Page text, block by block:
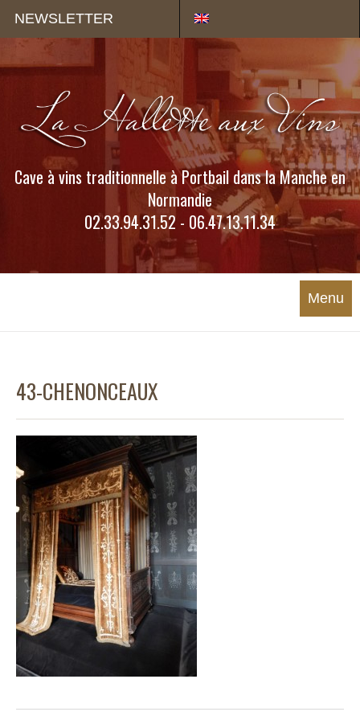
NEWSLETTER
Cave à vins traditionnelle à Portbail dans la Manche en
Normandie
02.33.94.31.52 - 06.47.13.11.34
Menu
43-CHENONCEAUX
Panneau de gestion des cookies